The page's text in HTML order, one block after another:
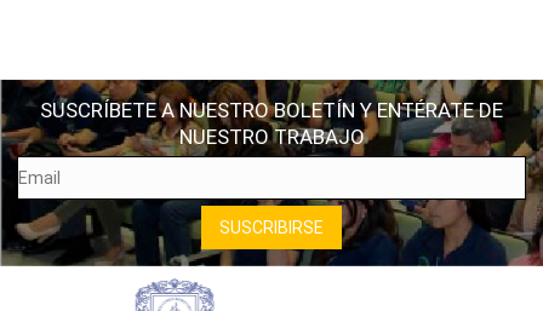
SUSCRÍBETE A NUESTRO BOLETÍN Y ENTÉRATE DE
NUESTRO TRABAJO